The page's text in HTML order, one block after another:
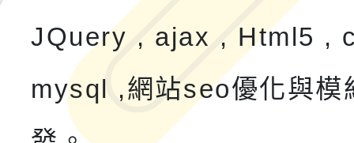
JQuery , ajax , Html5 ,
mysql ,網站seo優化與模